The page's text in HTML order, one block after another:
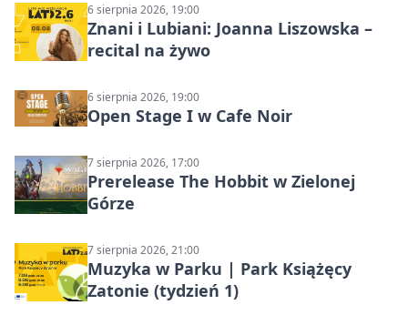
6 sierpnia 2026, 19:00
Znani i Lubiani: Joanna Liszowska –
recital na żywo
6 sierpnia 2026, 19:00
Open Stage I w Cafe Noir
7 sierpnia 2026, 17:00
Prerelease The Hobbit w Zielonej
Górze
7 sierpnia 2026, 21:00
Muzyka w Parku | Park Książęcy
Zatonie (tydzień 1)